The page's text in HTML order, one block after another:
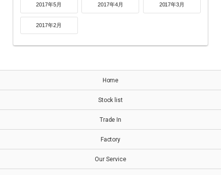
2017年5月 2017年4月 2017年3月
2017年2月
Home
Stock list
Trade In
Factory
Our Service